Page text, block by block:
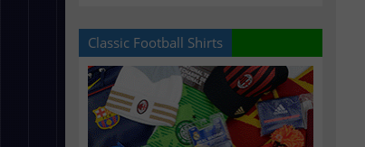
Classic Football Shirts